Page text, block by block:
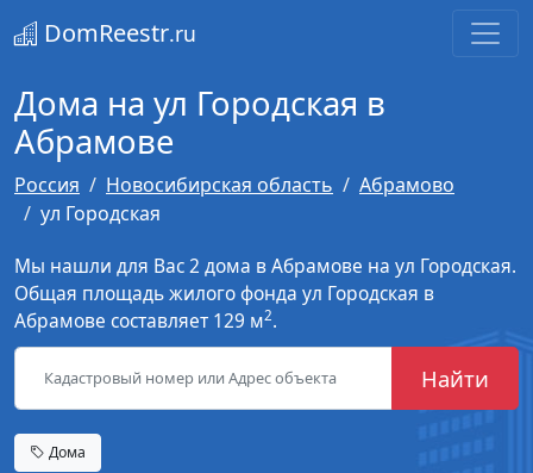
DomReestr.ru
Дома на ул Городская в
Абрамове
Россия Новосибирская область
Абрамово
ул Городская
Мы нашли для Вас 2 дома в Абрамове на ул Городская.
Общая площадь жилого фонда ул Городская в
Абрамове составляет 129 м2.
Найти
Дома